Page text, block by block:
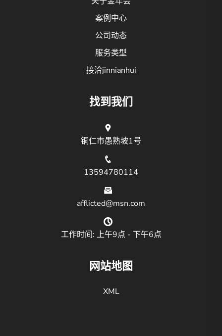
案例中心
公司动态
服务类型
接洽jinnianhui
找到我们
铜仁市愚熟坡1号
13594780114
afflicted@msn.com
工作时间: 上午9点 - 下午6点
网站地图
XML